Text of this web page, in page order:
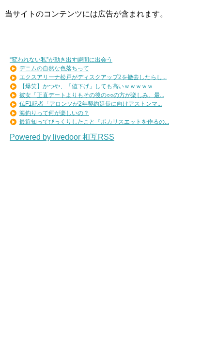
当サイトのコンテンツには広告が含まれます。
“変われない私”が動き出す瞬間に出会う
デニムの自然な色落ちって
エクスアリーナ松戸がディスクアップ2を撤去したらし...
【爆笑】かつや、「値下げ」しても高いｗｗｗｗｗ
彼女「正直デートよりもその後の○○の方が楽しみ。最...
仏F1記者「アロンソが2年契約延長に向けアストンマ...
海釣りって何が楽しいの？
最近知ってびっくりしたこと『ポカリスエットを作るの...
Powered by livedoor 相互RSS